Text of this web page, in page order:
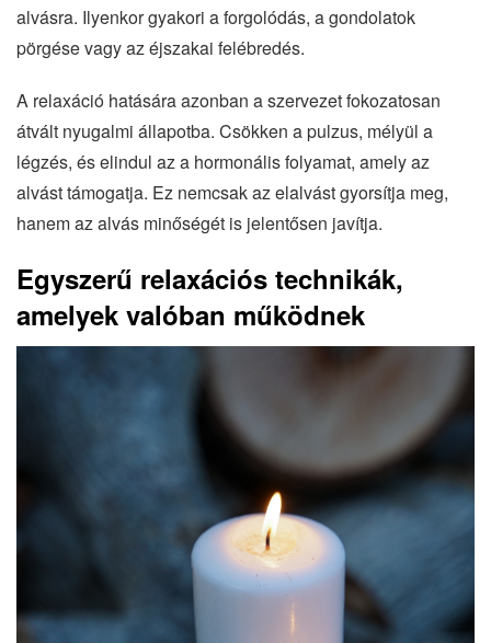
alvásra. Ilyenkor gyakori a forgolódás, a gondolatok
pörgése vagy az éjszakai felébredés.
A relaxáció hatására azonban a szervezet fokozatosan
átvált nyugalmi állapotba. Csökken a pulzus, mélyül a
légzés, és elindul az a hormonális folyamat, amely az
alvást támogatja. Ez nemcsak az elalvást gyorsítja meg,
hanem az alvás minőségét is jelentősen javítja.
Egyszerű relaxációs technikák,
amelyek valóban működnek